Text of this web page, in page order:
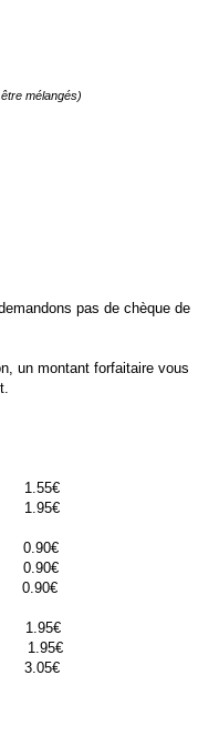
mélangés)
pas de chèque de
un montant forfaitaire vous
1.55€
1.95€
3.05€